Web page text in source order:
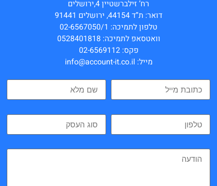
רח’ זילברשטיין 4,ירושלים
דואר: ת”ד 44154, ירושלים 91441
טלפון לתמיכה: 02-6567050/1
וואטסאפ לתמיכה: 0528401818
פקס: 02-6569112
מייל: info@account-it.co.il